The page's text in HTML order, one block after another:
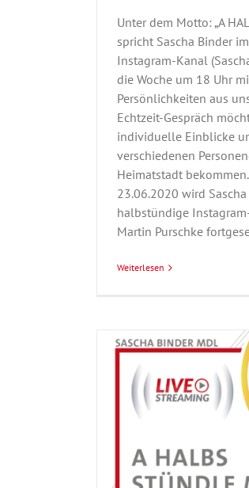
Unter dem Motto: „A
spricht Sascha Binder
Instagram-Kanal
die Woche um 18 Uhr
Persönlichkeiten aus
Echtzeit-Gespräch
individuelle Einblicke
verschiedenen
Heimatstadt
23.06.2020 wird
halbstündige
Martin Purschke
Weiterlesen